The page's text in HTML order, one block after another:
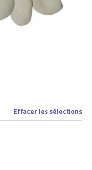
Effacer les sélections